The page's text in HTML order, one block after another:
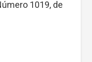
1019, de